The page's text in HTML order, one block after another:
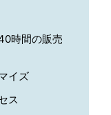
時間の販売
イズ
ス